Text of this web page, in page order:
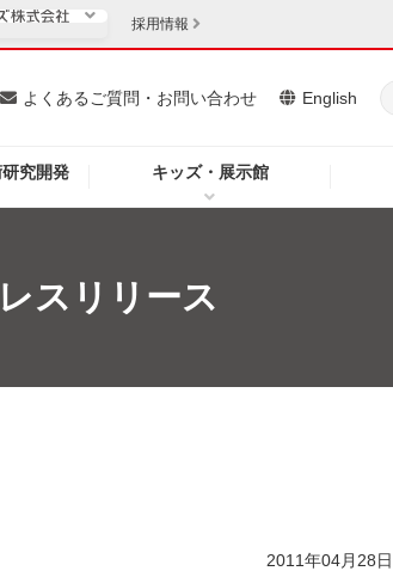
究開発 キッズ・展示館
よくあるご質問・お問い合わせ English
安定供給
企業情報
法人のお客さま
採用情報
スリリース
2011年04月28日